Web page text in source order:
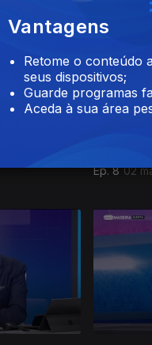
Ep. 8 02
Vantagens
Retome o conteúdo
seus dispositivos;
Guarde programas
Aceda à sua área